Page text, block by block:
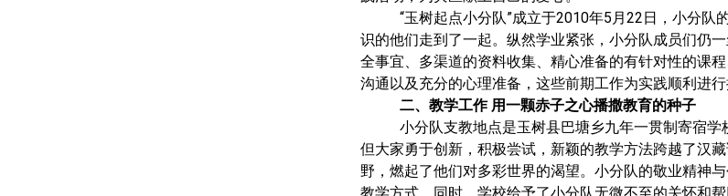
“玉树起点小分队”成立于2010年5月22日 ，小分队
识的他们走到了一起。纵然学业紧张，小分队成员们仍
全事宜、多渠道的资料收集、精心准备的有针对性的课
沟通以及充分的心理准备，这些前期工作为实践顺利进行
二、教学工作 用一颗赤子之心播撒教育的种子
小分队支教地点是玉树县巴塘乡九年一贯制寄宿
但大家勇于创新，积极尝试，新颖的教学方法跨越了汉
野，燃起了他们对多彩世界的渴望。小分队的敬业精神